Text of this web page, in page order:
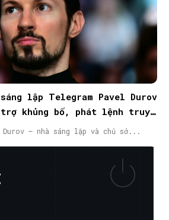
lập Telegram Pavel Durov
khủng bố, phát lệnh truy
– nhà sáng lập và chủ sở...